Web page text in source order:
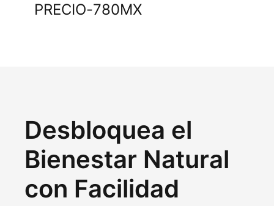
PRECIO-780MX
Desbloquea el
Bienestar Natural
con Facilidad